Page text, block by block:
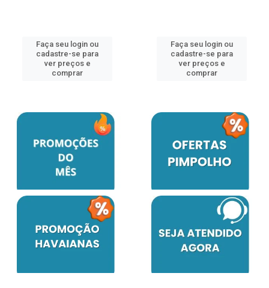
Faça seu login ou
cadastre-se para
ver preços e
comprar
Faça seu login ou
cadastre-se para
ver preços e
comprar